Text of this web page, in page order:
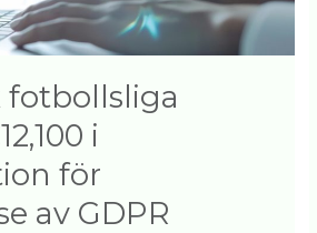
fotbollsliga
i
för
av GDPR